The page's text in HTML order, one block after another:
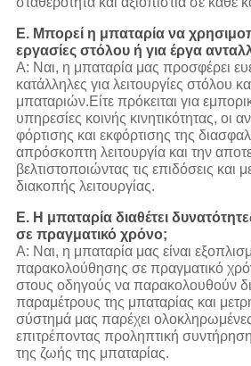
Ε. Μπορεί η μπαταρία να
εργασίες στόλου ή για έργα
Α: Ναι, η μπαταρία μας προσφέρει
κατάλληλες για λειτουργίες στόλου
μπαταριών.Είτε πρόκειται για
υπηρεσίες κοινής κινητικότητας, οι
φόρτισης και εκφόρτισης της
απρόσκοπτη λειτουργία και την
βελτιστοποιώντας τις επιδόσεις και
διακοπής λειτουργίας.
Ε. Η μπαταρία διαθέτει
σε πραγματικό χρόνο;
Α: Ναι, η μπαταρία μας είναι
παρακολούθησης σε πραγματικό
στους οδηγούς να παρακολουθούν
παραμέτρους της μπαταρίας και
σύστημά μας παρέχει
επιτρέποντας προληπτική
της ζωής της μπαταρίας.